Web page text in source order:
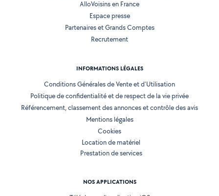
AlloVoisins en France
Espace presse
Partenaires et Grands Comptes
Recrutement
INFORMATIONS LÉGALES
Conditions Générales de Vente et d'Utilisation
Politique de confidentialité et de respect de la vie privée
Référencement, classement des annonces et contrôle des avis
Mentions légales
Cookies
Location de matériel
Prestation de services
NOS APPLICATIONS